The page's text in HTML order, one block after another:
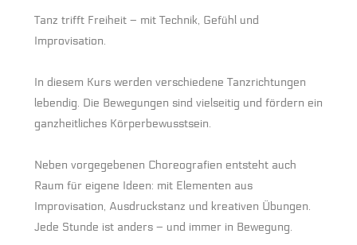
Tanz trifft Freiheit – mit Technik, Gefühl und
Improvisation.
In diesem Kurs werden verschiedene Tanzrichtungen
lebendig. Die Bewegungen sind vielseitig und fördern ein
ganzheitliches Körperbewusstsein.
Neben vorgegebenen Choreografien entsteht auch
Raum für eigene Ideen: mit Elementen aus
Improvisation, Ausdruckstanz und kreativen Übungen.
Jede Stunde ist anders – und immer in Bewegung.